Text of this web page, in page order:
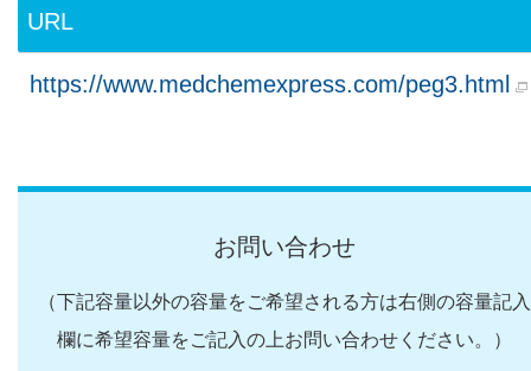
URL
https://www.medchemexpress.com/peg3.html
お問い合わせ
（下記容量以外の容量をご希望される方は右側の容量記入
欄に希望容量をご記入の上お問い合わせください。）